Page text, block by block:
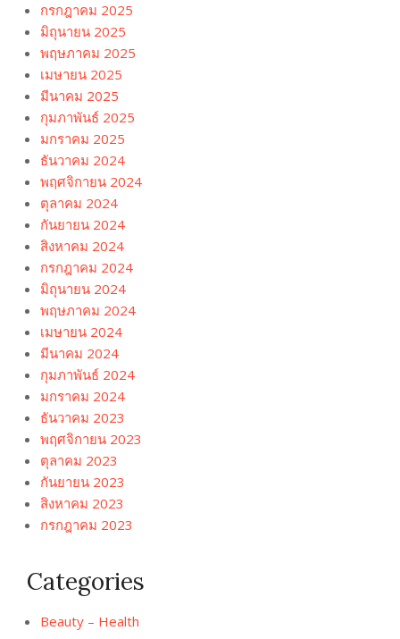
กรกฎาคม 2025
มิถุนายน 2025
พฤษภาคม 2025
เมษายน 2025
มีนาคม 2025
กุมภาพันธ์ 2025
มกราคม 2025
ธันวาคม 2024
พฤศจิกายน 2024
ตุลาคม 2024
กันยายน 2024
สิงหาคม 2024
กรกฎาคม 2024
มิถุนายน 2024
พฤษภาคม 2024
เมษายน 2024
มีนาคม 2024
กุมภาพันธ์ 2024
มกราคม 2024
ธันวาคม 2023
พฤศจิกายน 2023
ตุลาคม 2023
กันยายน 2023
สิงหาคม 2023
กรกฎาคม 2023
Categories
Beauty – Health